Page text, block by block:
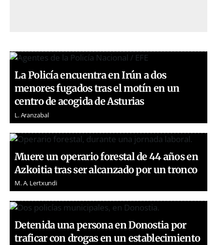
La Policía encuentra en Irún a dos
menores fugados tras el motín en un
centro de acogida de Asturias
L. Aranzabal
Muere un operario forestal de 44 años en
Azkoitia tras ser alcanzado por un tronco
M. A. Lertxundi
Detenida una persona en Donostia por
traficar con drogas en un establecimiento